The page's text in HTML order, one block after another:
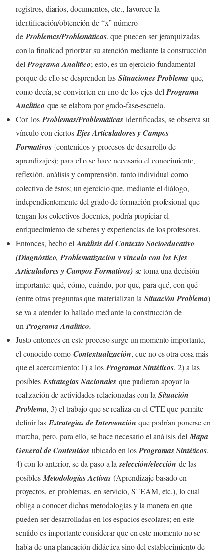
registros, diarios, documentos, etc., favorece la
identificación/obtención de “x” número
de Problemas/Problemáticas, que pueden ser jerarquizadas
con la finalidad priorizar su atención mediante la construcción
del Programa Analítico; esto, es un ejercicio fundamental
porque de ello se desprenden las Situaciones Problema que,
como decía, se convierten en uno de los ejes del Programa
Analítico que se elabora por grado-fase-escuela.
Con los Problemas/Problemáticas identificadas, se observa su
vínculo con ciertos Ejes Articuladores y Campos
Formativos (contenidos y procesos de desarrollo de
aprendizajes); para ello se hace necesario el conocimiento,
reflexión, análisis y comprensión, tanto individual como
colectiva de éstos; un ejercicio que, mediante el diálogo,
independientemente del grado de formación profesional que
tengan los colectivos docentes, podría propiciar el
enriquecimiento de saberes y experiencias de los profesores.
Entonces, hecho el Análisis del Contexto Socioeducativo
(Diagnóstico, Problematización y vínculo con los Ejes
Articuladores y Campos Formativos) se toma una decisión
importante: qué, cómo, cuándo, por qué, para qué, con qué
(entre otras preguntas que materializan la Situación Problema)
se va a atender lo hallado mediante la construcción de
un Programa Analítico.
Justo entonces en este proceso surge un momento importante,
el conocido como Contextualización, que no es otra cosa más
que el acercamiento: 1) a los Programas Sintéticos, 2) a las
posibles Estrategias Nacionales que pudieran apoyar la
realización de actividades relacionadas con la Situación
Problema, 3) el trabajo que se realiza en el CTE que permite
definir las Estrategias de Intervención que podrían ponerse en
marcha, pero, para ello, se hace necesario el análisis del Mapa
General de Contenidos ubicado en los Programas Sintéticos,
4) con lo anterior, se da paso a laselección/elección de las
posibles Metodologías Activas (Aprendizaje basado en
proyectos, en problemas, en servicio, STEAM, etc.), lo cual
obliga a conocer dichas metodologías y la manera en que
pueden ser desarrolladas en los espacios escolares; en este
sentido es importante considerar que en este momento no se
habla de una planeación didáctica sino del establecimiento de